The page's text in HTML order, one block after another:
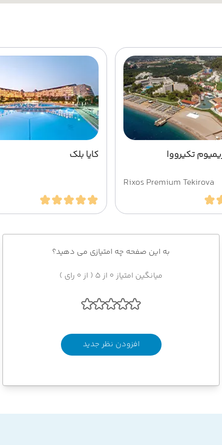
تکیرووا
Rixos Premium Tekirova
کایا بلک
به این صفحه چه امتیازی می دهید؟
میانگین امتیاز 0 از 5 ( از 0 رای )
افزودن نظر جدید